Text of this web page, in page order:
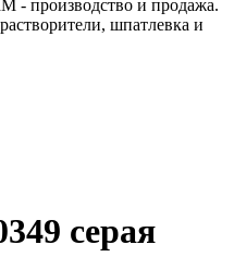
серая